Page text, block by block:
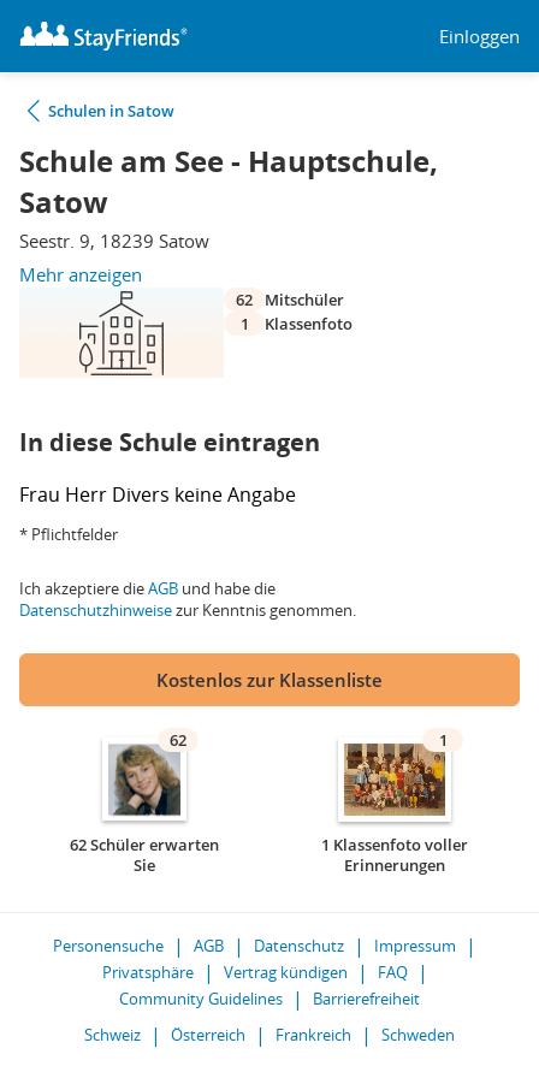
Einloggen
Schulen in Satow
Schule am See - Hauptschule,
Satow
Seestr. 9, 18239 Satow
Mehr anzeigen
62
Mitschüler
1
Klassenfoto
In diese Schule eintragen
Frau Herr Divers keine Angabe
* Pflichtfelder
Ich akzeptiere dieAGB und habe die
Datenschutzhinweisezur Kenntnis genommen.
Kostenlos zur Klassenliste
62
62 Schüler erwarten
Sie
1
1 Klassenfoto voller
Erinnerungen
Personensuche AGB Datenschutz
Impressum
Privatsphäre
Vertrag kündigen
FAQ
Community Guidelines
Barrierefreiheit
Schweiz
Österreich Frankreich Schweden